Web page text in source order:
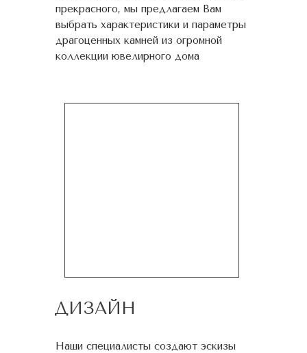
прекрасного, мы предлагаем Вам
выбрать характеристики и параметры
драгоценных камней из огромной
коллекции ювелирного дома
ДИЗАЙН
Наши специалисты создают эскизы